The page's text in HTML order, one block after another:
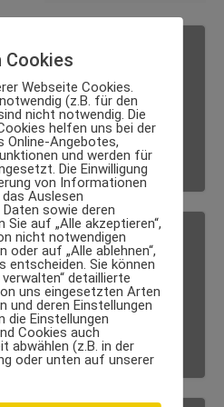
und das
Mai 2024
Lohnt sich das
Juli 2023
Cookies
Webseite Cookies.
(z.B. für den
nicht notwendig. Die
helfen uns bei der
Online-Angebotes,
und werden für
Die Einwilligung
von Informationen
Auslesen
sowie deren
Sie auf „Alle akzeptieren“,
nicht notwendigen
oder auf „Alle ablehnen“,
entscheiden. Sie können
detaillierte
uns eingesetzten Arten
und deren Einstellungen
die Einstellungen
Cookies auch
abwählen (z.B. in der
oder unten auf unserer